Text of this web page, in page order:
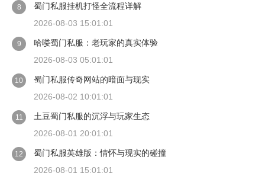
8
蜀门私服挂机打怪全流程详解
2026-08-03 15:01:01
9
哈喽蜀门私服：老玩家的真实体验
2026-08-03 05:01:01
10
蜀门私服传奇网站的暗面与现实
2026-08-02 10:01:01
11
土豆蜀门私服的沉浮与玩家生态
2026-08-01 20:01:01
12
蜀门私服英雄版：情怀与现实的碰撞
2026-08-01 15:01:01